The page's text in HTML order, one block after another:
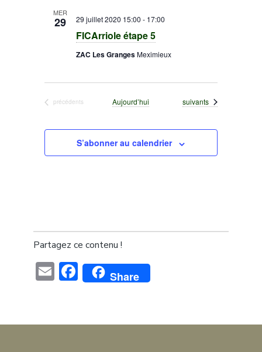
MER
29
FICArriole étape 5
29 juillet 2020 15:00 - 17:00
ZAC Les GrangesMeximieux
Évènements
précédents Aujourd’hui Évènements
suivants
S’abonner au calendrier
Partagez ce contenu !
EmailFacebook
Share